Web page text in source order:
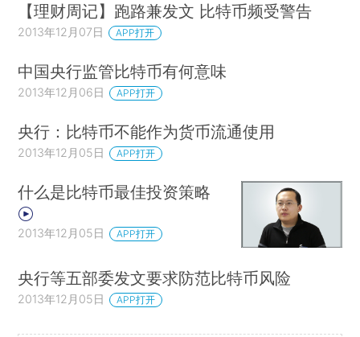
【理财周记】跑路兼发文 比特币频受警告
2013年12月07日 APP打开
中国央行监管比特币有何意味
2013年12月06日 APP打开
央行：比特币不能作为货币流通使用
2013年12月05日 APP打开
什么是比特币最佳投资策略
2013年12月05日 APP打开
央行等五部委发文要求防范比特币风险
2013年12月05日 APP打开